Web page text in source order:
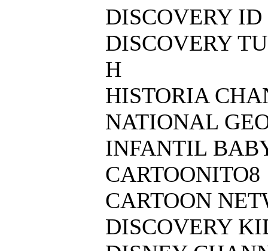
DISCOVERY ID
DISCOVERY
H
HISTORIA
NATIONAL
INFANTIL
CARTOONITO8
CARTOON
DISCOVERY